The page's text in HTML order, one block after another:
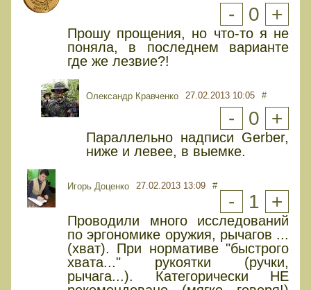
- 0 +
Прошу прощения, но что-то я не
поняла, в последнем варианте
где же лезвие?!
Олександр Кравченко 27.02.2013 10:05 #
- 0 +
Параллельно надписи Gerber,
ниже и левее, в выемке.
Игорь Доценко 27.02.2013 13:09 #
- 1 +
Проводили много исследований
по эргономике оружия, рычагов ...
(хват). При нормативе "быстрого
хвата..." рукоятки (ручки,
рычага...). Категорически НЕ